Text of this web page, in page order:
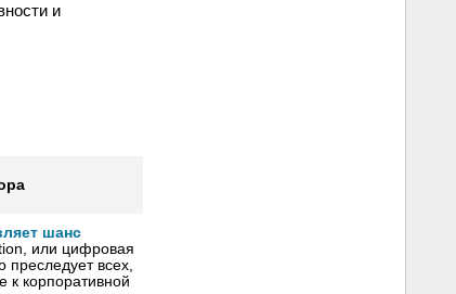
и
шанс
или цифровая
преследует всех,
к корпоративной